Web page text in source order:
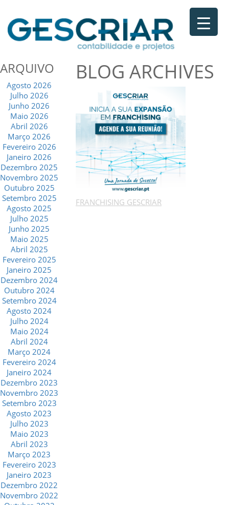
ARQUIVO
Agosto 2026
Julho 2026
Junho 2026
Maio 2026
Abril 2026
Março 2026
Fevereiro 2026
Janeiro 2026
Dezembro 2025
Novembro 2025
Outubro 2025
Setembro 2025
Agosto 2025
Julho 2025
Junho 2025
Maio 2025
Abril 2025
Fevereiro 2025
Janeiro 2025
Dezembro 2024
Outubro 2024
Setembro 2024
Agosto 2024
Julho 2024
Maio 2024
Abril 2024
Março 2024
Fevereiro 2024
Janeiro 2024
Dezembro 2023
Novembro 2023
Setembro 2023
Agosto 2023
Julho 2023
Maio 2023
Abril 2023
Março 2023
Fevereiro 2023
Janeiro 2023
Dezembro 2022
Novembro 2022
BLOG ARCHIVES
FRANCHISING GESCRIAR